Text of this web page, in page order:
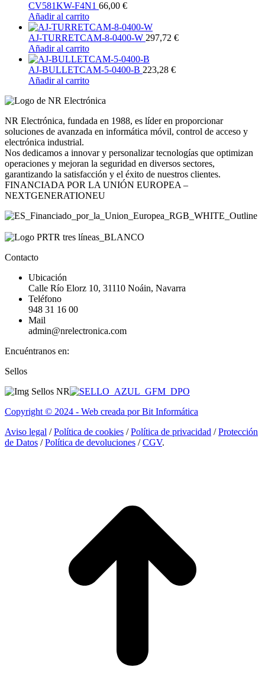
CV581KW-F4N1 66,00 €
Añadir al carrito
AJ-TURRETCAM-8-0400-W 297,72 €
Añadir al carrito
AJ-BULLETCAM-5-0400-B 223,28 €
Añadir al carrito
NR Electrónica, fundada en 1988, es líder en proporcionar
soluciones de avanzada en informática móvil, control de acceso y
electrónica industrial.
Nos dedicamos a innovar y personalizar tecnologías que optimizan
operaciones y mejoran la seguridad en diversos sectores,
garantizando la satisfacción y el éxito de nuestros clientes.
FINANCIADA POR LA UNIÓN EUROPEA –
NEXTGENERATIONEU
Contacto
Ubicación
Calle Río Elorz 10, 31110 Noáin, Navarra
Teléfono
948 31 16 00
Mail
admin@nrelectronica.com
Encuéntranos en:
Facebook
opens
new
Linkedin
opens
new
Instagram
opens
new
Sellos
Copyright © 2024 - Web creada por Bit Informática
Aviso legal /Política de cookies /Política de privacidad /Protección
de Datos /Política de devoluciones /CGV.